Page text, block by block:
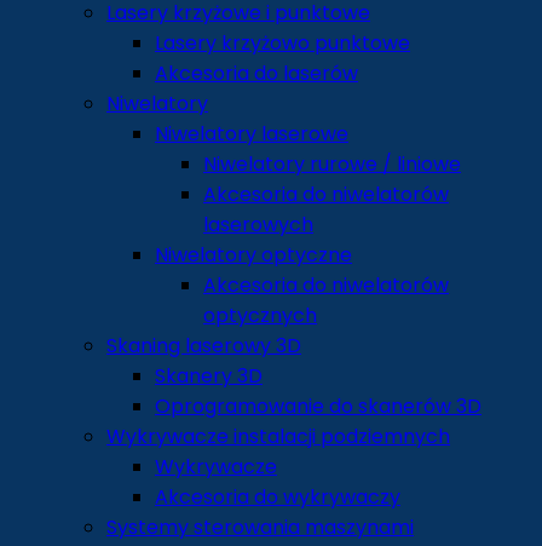
Lasery krzyżowe i punktowe
Lasery krzyżowo punktowe
Akcesoria do laserów
Niwelatory
Niwelatory laserowe
Niwelatory rurowe / liniowe
Akcesoria do niwelatorów
laserowych
Niwelatory optyczne
Akcesoria do niwelatorów
optycznych
Skaning laserowy 3D
Skanery 3D
Oprogramowanie do skanerów 3D
Wykrywacze instalacji podziemnych
Wykrywacze
Akcesoria do wykrywaczy
Systemy sterowania maszynami